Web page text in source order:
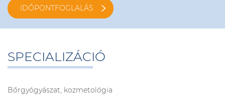
IDŐPONTFOGLALÁS
SPECIALIZÁCIÓ
Bőrgyógyászat, kozmetológia